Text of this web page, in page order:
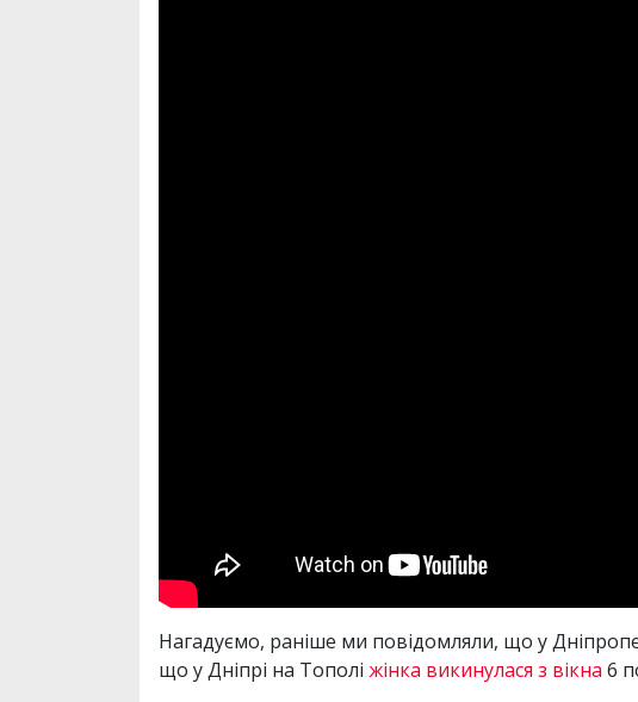
Нагадуємо, раніше ми повідомляли, що у
що у Дніпрі на Тополі жінка викинулася з вікна 6